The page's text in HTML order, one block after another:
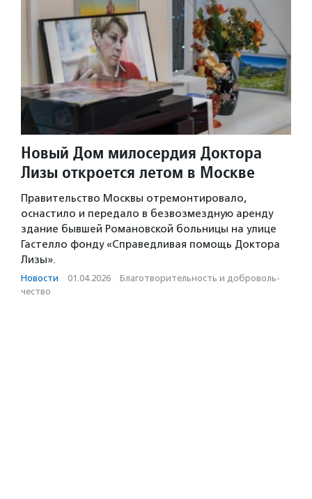
Новый Дом милосердия Доктора
Лизы откроется летом в Москве
Правительство Москвы отремонтировало,
оснастило и передало в безвозмездную аренду
здание бывшей Романовской больницы на улице
Гастелло фонду «Справедливая помощь Доктора
Лизы».
Новости · 01.04.2026 · Благотвори­тель­ность и доброволь­
чест­во